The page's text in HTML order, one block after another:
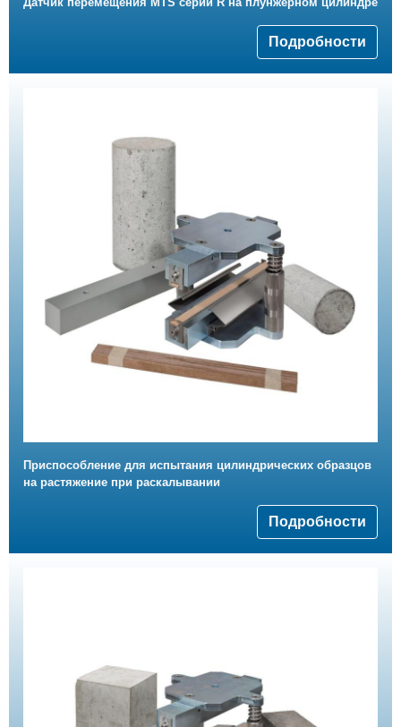
Подробности
Приспособление для испытания цилиндрических образцов
на растяжение при раскалывании
Подробности